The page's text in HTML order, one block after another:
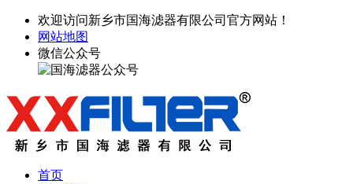
欢迎访问新乡市国海滤器有限公司官方网站！
网站地图
微信公众号
首页